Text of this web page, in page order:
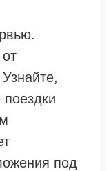
поездки
под